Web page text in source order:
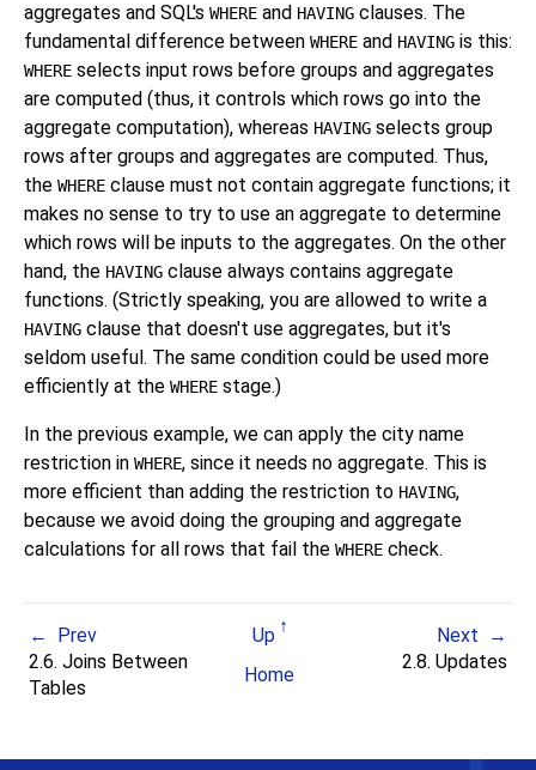
aggregates and SQL's WHERE and HAVING clauses. The
fundamental difference between WHERE and HAVING is this:
WHERE selects input rows before groups and aggregates
are computed (thus, it controls which rows go into the
aggregate computation), whereas HAVING selects group
rows after groups and aggregates are computed. Thus,
the WHERE clause must not contain aggregate functions; it
makes no sense to try to use an aggregate to determine
which rows will be inputs to the aggregates. On the other
hand, the HAVING clause always contains aggregate
functions. (Strictly speaking, you are allowed to write a
HAVING clause that doesn't use aggregates, but it's
seldom useful. The same condition could be used more
efficiently at the WHERE stage.)
In the previous example, we can apply the city name
restriction in WHERE, since it needs no aggregate. This is
more efficient than adding the restriction to HAVING,
because we avoid doing the grouping and aggregate
calculations for all rows that fail the WHERE check.
Prev Up
Next
2.6. Joins Between
Tables
Home
2.8. Updates